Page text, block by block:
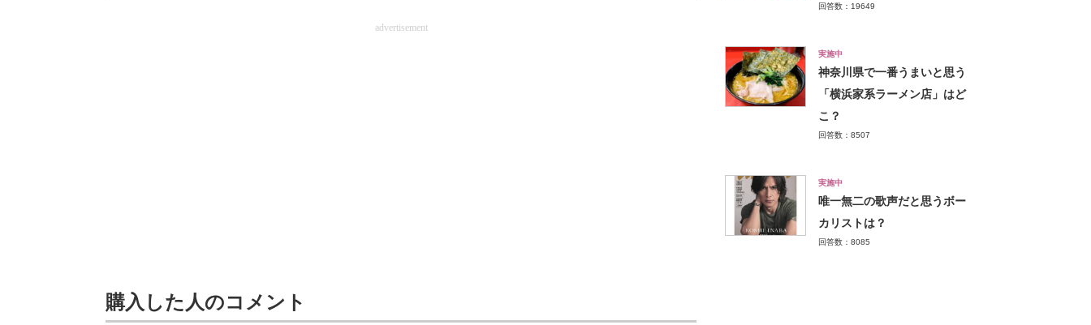
advertisement
購入した人のコメント
回答数：19649
実施中
神奈川県で一番うまいと思う
「横浜家系ラーメン店」はど
こ？
回答数：8507
実施中
唯一無二の歌声だと思うボー
カリストは？
回答数：8085